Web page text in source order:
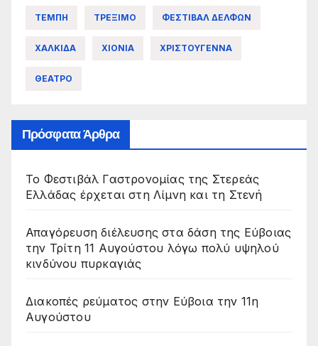
ΤΕΜΠΗ ΤΡΕΞΙΜΟ ΦΕΣΤΙΒΑΛ ΔΕΛΦΩΝ
ΧΑΛΚΙΔΑ ΧΙΟΝΙΑ ΧΡΙΣΤΟΥΓΕΝΝΑ
ΘΕΑΤΡΟ
Πρόσφατα Άρθρα
Το Φεστιβάλ Γαστρονομίας της Στερεάς
Ελλάδας έρχεται στη Λίμνη και τη Στενή
Απαγόρευση διέλευσης στα δάση της Εύβοιας
την Τρίτη 11 Αυγούστου λόγω πολύ υψηλού
κινδύνου πυρκαγιάς
Διακοπές ρεύματος στην Εύβοια την 11η
Αυγούστου